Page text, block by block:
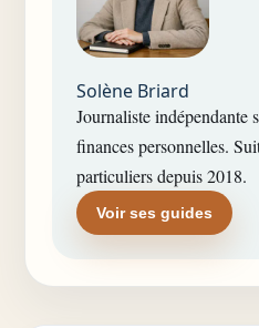
Solène Briard
Journaliste indépendante
finances personnelles.
particuliers depuis 2018.
Voir ses guides